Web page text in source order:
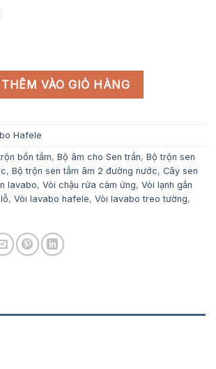
3 chức năng AXOR Citterio E số lượng
THÊM VÀO GIỎ HÀNG
Hafele
bồn tắm, Bộ âm cho Sen trần, Bộ trộn sen
, Bộ trộn sen tắm âm 2 đường nước, Cây sen
lavabo, Vòi chậu rửa cảm ứng, Vòi lạnh gắn
, Vòi lavabo hafele, Vòi lavabo treo tường,